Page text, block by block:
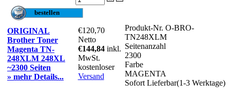
ORIGINAL
Brother Toner
Magenta TN-
248XLM 248XL
~2300 Seiten
» mehr Details...
€120,70
Netto
€144,84 inkl.
MwSt.
kostenloser
Versand
Produkt-Nr. O-BRO-
TN248XLM
Seitenanzahl
2300
Farbe
MAGENTA
Sofort Lieferbar(1-3 Werktage)